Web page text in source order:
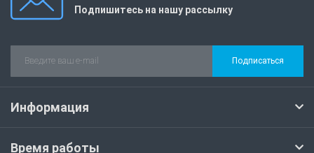
Подпишитесь на нашу рассылку
Подписаться
Информация
Время работы